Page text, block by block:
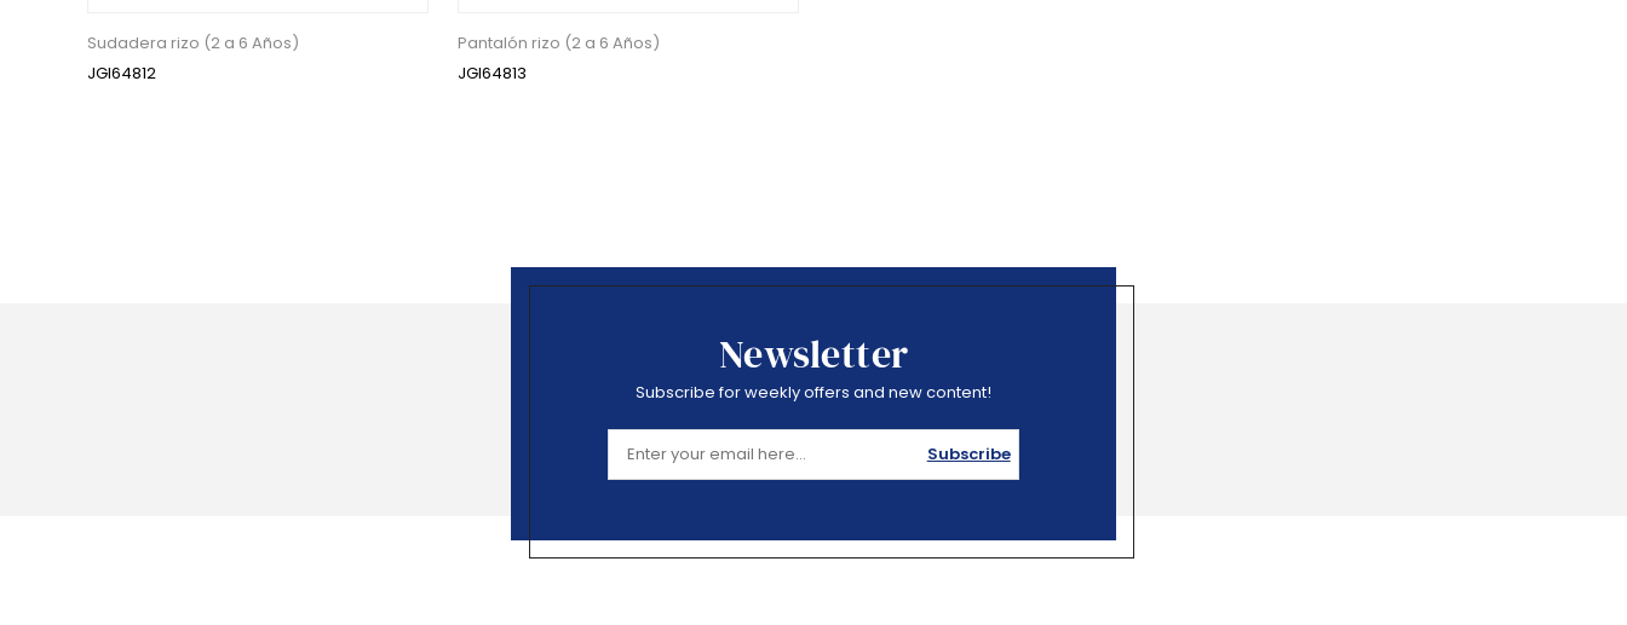
Sudadera rizo (2 a 6 Años)
JGI64812
Pantalón rizo (2 a 6 Años)
JGI64813
Newsletter
Subscribe for weekly offers and new content!
Subscribe